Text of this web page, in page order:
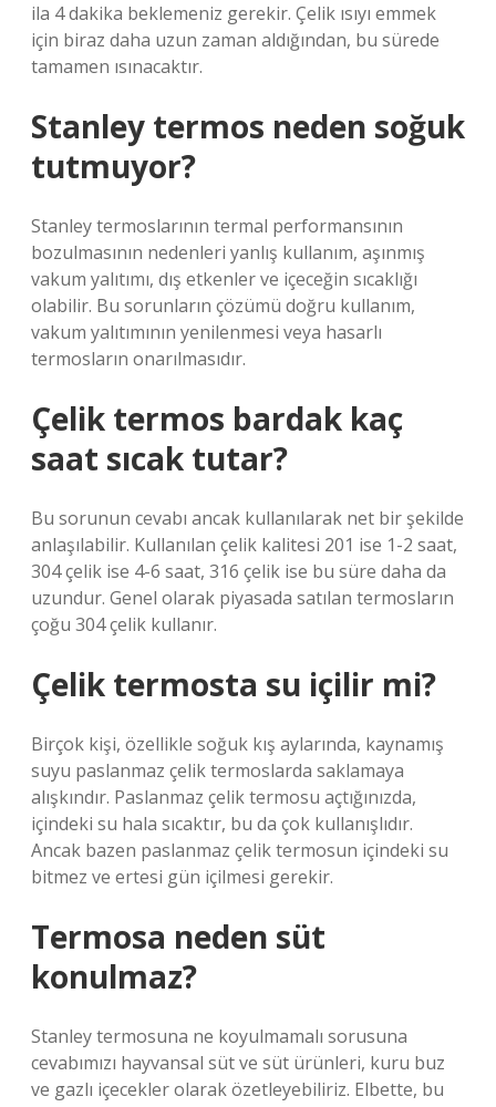
ila 4 dakika beklemeniz gerekir. Çelik ısıyı emmek
için biraz daha uzun zaman aldığından, bu sürede
tamamen ısınacaktır.
Stanley termos neden soğuk
tutmuyor?
Stanley termoslarının termal performansının
bozulmasının nedenleri yanlış kullanım, aşınmış
vakum yalıtımı, dış etkenler ve içeceğin sıcaklığı
olabilir. Bu sorunların çözümü doğru kullanım,
vakum yalıtımının yenilenmesi veya hasarlı
termosların onarılmasıdır.
Çelik termos bardak kaç
saat sıcak tutar?
Bu sorunun cevabı ancak kullanılarak net bir şekilde
anlaşılabilir. Kullanılan çelik kalitesi 201 ise 1-2 saat,
304 çelik ise 4-6 saat, 316 çelik ise bu süre daha da
uzundur. Genel olarak piyasada satılan termosların
çoğu 304 çelik kullanır.
Çelik termosta su içilir mi?
Birçok kişi, özellikle soğuk kış aylarında, kaynamış
suyu paslanmaz çelik termoslarda saklamaya
alışkındır. Paslanmaz çelik termosu açtığınızda,
içindeki su hala sıcaktır, bu da çok kullanışlıdır.
Ancak bazen paslanmaz çelik termosun içindeki su
bitmez ve ertesi gün içilmesi gerekir.
Termosa neden süt
konulmaz?
Stanley termosuna ne koyulmamalı sorusuna
cevabımızı hayvansal süt ve süt ürünleri, kuru buz
ve gazlı içecekler olarak özetleyebiliriz. Elbette, bu